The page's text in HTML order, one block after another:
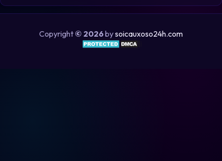
Copyright © 2026bysoicauxoso24h.com